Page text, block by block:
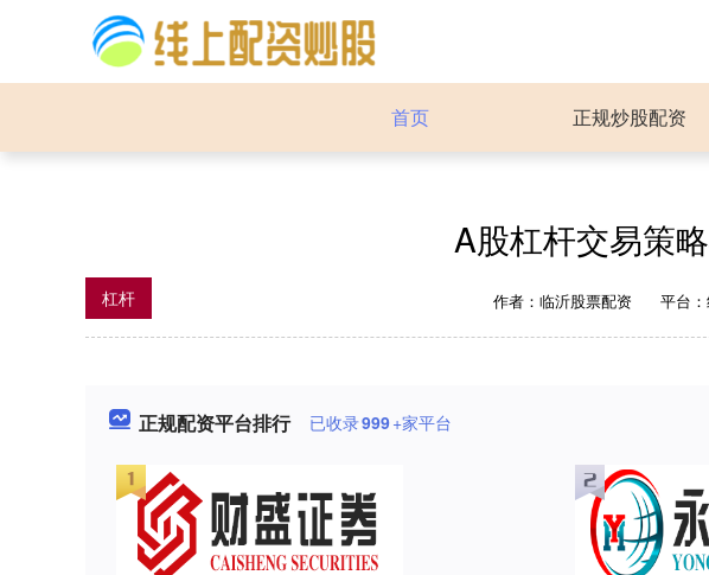
首页 正规炒股配资
A股杠杆交易策
杠杆 作者：临沂股票配资 平台
正规配资平台排行 已收录999+家平台